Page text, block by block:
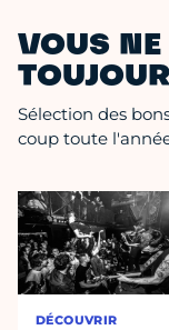
VOUS
Sélection des
coup toute
DÉCOUVRIR